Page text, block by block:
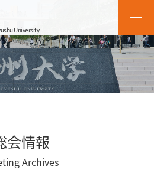
University
会情報
Archives